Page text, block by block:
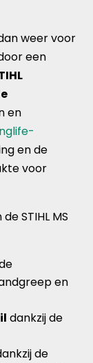
weer voor
een
en
en de
voor
STIHL MS
en
dankzij de
de